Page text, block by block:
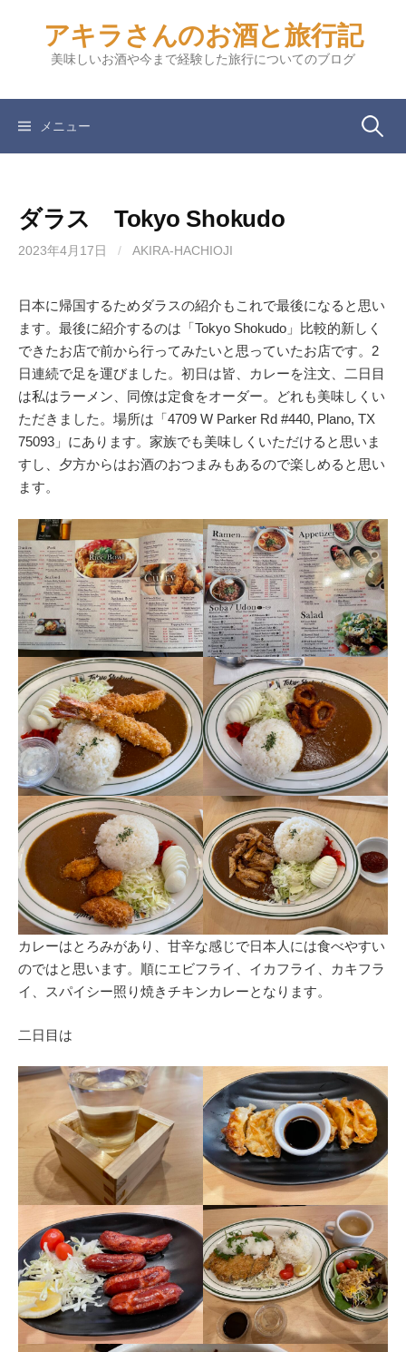
ツ
アキラさんのお酒と旅行記
美味しいお酒や今まで経験した旅行についてのブログ
メニュー 検
ダラス Tokyo Shokudo
2023年4月17日 / AKIRA-HACHIOJI
日本に帰国するためダラスの紹介もこれで最後になると思い
ます。最後に紹介するのは「Tokyo Shokudo」比較的新しく
できたお店で前から行ってみたいと思っていたお店です。2
日連続で足を運びました。初日は皆、カレーを注文、二日目
は私はラーメン、同僚は定食をオーダー。どれも美味しくい
ただきました。場所は「4709 W Parker Rd #440, Plano, TX
75093」にあります。家族でも美味しくいただけると思いま
すし、夕方からはお酒のおつまみもあるので楽しめると思い
ます。
カレーはとろみがあり、甘辛な感じで日本人には食べやすい
のではと思います。順にエビフライ、イカフライ、カキフラ
イ、スパイシー照り焼きチキンカレーとなります。
二日目は